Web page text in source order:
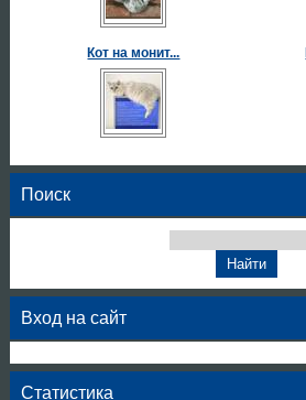
Кот на монит...
Поиск
Вход на сайт
Статистика